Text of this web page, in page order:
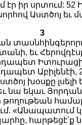
էր իր սրտում: 52
Աստծոյ եւ
3
եւ
Աբիլենէի,
խօսքը լսելի
նա եկաւ
թողութեան
«Անապատում
հարթեցէ՛ք